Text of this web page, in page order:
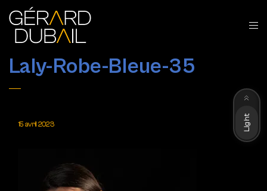
Laly-Robe-Bleue-35
15 avril 2023 Light
Dark